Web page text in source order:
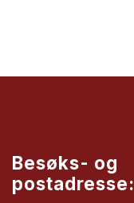
Besøks- og
postadresse: